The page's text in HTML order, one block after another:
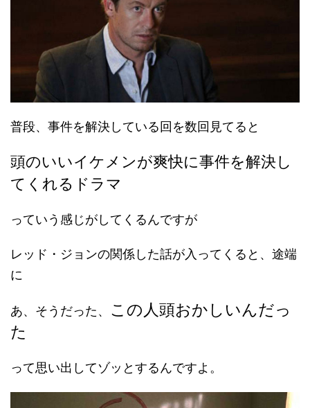
普段、事件を解決している回を数回見てると
頭のいいイケメンが爽快に事件を解決し
てくれるドラマ
っていう感じがしてくるんですが
レッド・ジョンの関係した話が入ってくると、途端
に
あ、そうだった、 この人頭おかしいんだっ
た
って思い出してゾッとするんですよ。